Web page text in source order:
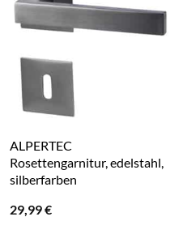
ALPERTEC
Rosettengarnitur, edelstahl,
silberfarben
29,99€